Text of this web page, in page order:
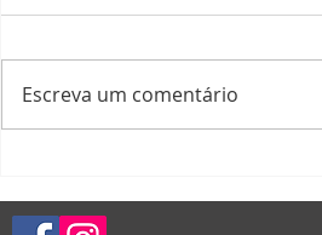
seus dentes
Escreva um comentário